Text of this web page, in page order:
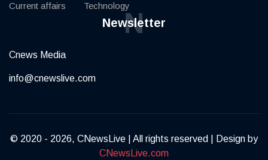
Current affairs
Technology
Newsletter
N
Cnews Media
info@cnewslive.com
© 2020 - 2026, CNewsLive | All rights reserved | Design by
CNewsLive.com